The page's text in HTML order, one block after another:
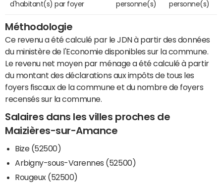
d'habitant(s) par foyer
personne(s)
personne(s)
Méthodologie
Ce revenu a été calculé par le JDN à partir des données
du ministère de l'Economie disponibles sur la commune.
Le revenu net moyen par ménage a été calculé à partir
du montant des déclarations aux impôts de tous les
foyers fiscaux de la commune et du nombre de foyers
recensés sur la commune.
Salaires dans les villes proches de
Maizières-sur-Amance
Bize (52500)
Arbigny-sous-Varennes (52500)
Rougeux (52500)